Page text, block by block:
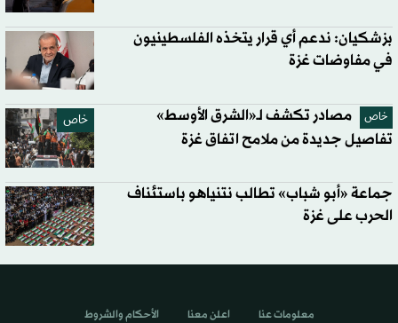
بزشكيان: ندعم أي قرار يتخذه الفلسطينيون
في مفاوضات غزة
خاص خاص
مصادر تكشف لـ«الشرق الأوسط»
تفاصيل جديدة من ملامح اتفاق غزة
جماعة «أبو شباب» تطالب نتنياهو باستئناف
الحرب على غزة
معلومات عنا اعلن معنا الأحكام والشروط